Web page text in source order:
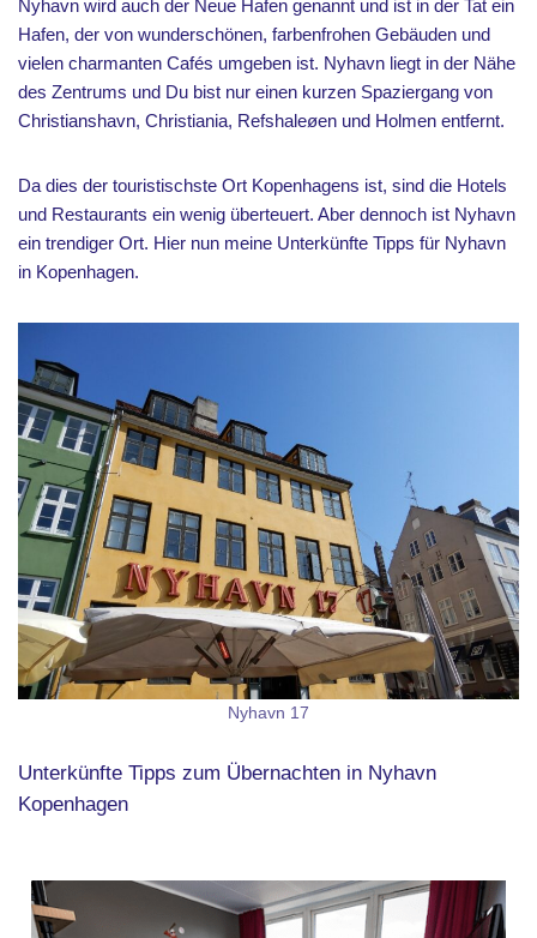
Nyhavn wird auch der Neue Hafen genannt und ist in der Tat ein
Hafen, der von wunderschönen, farbenfrohen Gebäuden und
vielen charmanten Cafés umgeben ist. Nyhavn liegt in der Nähe
des Zentrums und Du bist nur einen kurzen Spaziergang von
Christianshavn, Christiania, Refshaleøen und Holmen entfernt.
Da dies der touristischste Ort Kopenhagens ist, sind die Hotels
und Restaurants ein wenig überteuert. Aber dennoch ist Nyhavn
ein trendiger Ort. Hier nun meine Unterkünfte Tipps für Nyhavn
in Kopenhagen.
Nyhavn 17
Unterkünfte Tipps zum Übernachten in Nyhavn
Kopenhagen